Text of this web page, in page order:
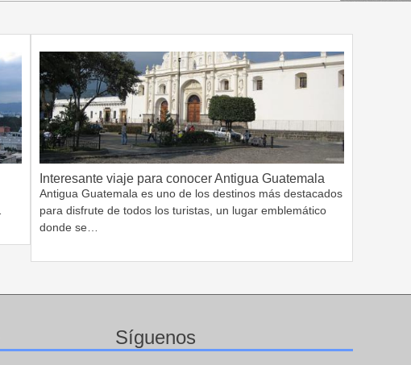
Interesante viaje para conocer Antigua Guatemala
Antigua Guatemala es uno de los destinos más destacados
para disfrute de todos los turistas, un lugar emblemático
donde se…
Síguenos